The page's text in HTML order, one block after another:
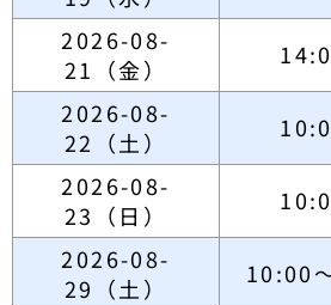
2026-08-
21（金）
2026-08-
22（土）
2026-08-
23（日）
2026-08-
29（土）
10:00